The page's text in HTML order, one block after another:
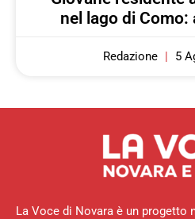
nel lago di Como:
Redazione 5
La Voce di Novara è un progetto